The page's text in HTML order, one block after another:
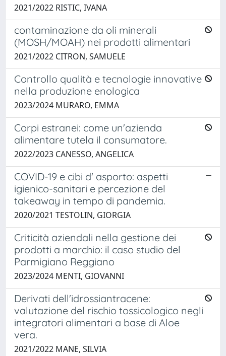
2021/2022 RISTIC, IVANA
contaminazione da oli minerali
(MOSH/MOAH) nei prodotti alimentari
2021/2022 CITRON, SAMUELE
Controllo qualità e tecnologie innovative
nella produzione enologica
2023/2024 MURARO, EMMA
Corpi estranei: come un'azienda
alimentare tutela il consumatore.
2022/2023 CANESSO, ANGELICA
COVID-19 e cibi d' asporto: aspetti
igienico-sanitari e percezione del
takeaway in tempo di pandemia.
2020/2021 TESTOLIN, GIORGIA
Criticità aziendali nella gestione dei
prodotti a marchio: il caso studio del
Parmigiano Reggiano
2023/2024 MENTI, GIOVANNI
Derivati dell'idrossiantracene:
valutazione del rischio tossicologico negli
integratori alimentari a base di Aloe
vera.
2021/2022 MANE, SILVIA